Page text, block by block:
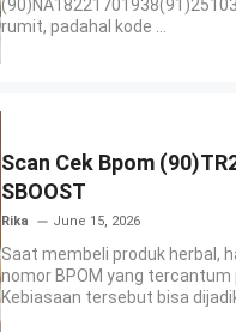
rumit, padahal kode ...
Scan Cek Bpom
SBOOST
Rika June 15, 2026
Saat membeli produk herbal,
nomor BPOM yang tercantum
Kebiasaan tersebut bisa